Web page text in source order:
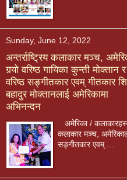
Sunday, June 12, 2022
अन्तर्राष्ट्रिय कलाकार मञ्च,
गर्‍यो वरिष्ठ गायिका कुन्ती मोक्तान र
वरिष्ठ सङ्गीतकार एवम् गीतकार
बहादुर मोक्तानलाई अमेरिकामा
अभिनन्दन
अमेरिका /
कलाकार मञ्च, अमेरिकाले
सङ्गीतकार एवम् ...